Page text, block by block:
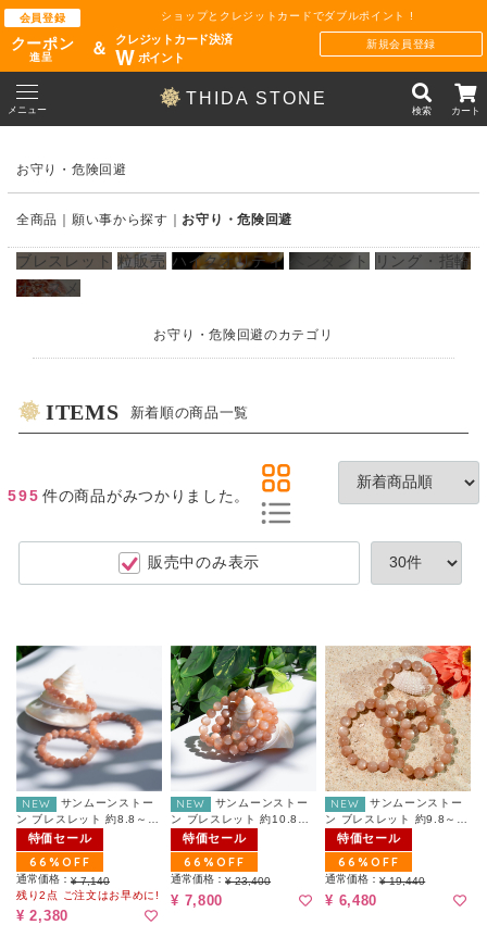
会員登録
クーポン
進呈
ショップとクレジットカードでダブルポイント !
＆
クレジットカード決済
Wポイント
新規会員登録
THIDA STONE
メニュー 検索 カート
お守り・危険回避
全商品 願い事から探す お守り・危険回避
ブレスレット 粒販売 ハイクオリティ ペンダント
リング・指輪
オススメ
お守り・危険回避のカテゴリ
ITEMS 新着順の商品一覧
595 件の商品がみつかりました。
販売中のみ表示
NEW
サンムーンストー
ン ブレスレット 約8.8～
9.3mm（ランダム）
特価セール
66%OFF
通常価格： ¥ 7,140
残り2点 ご注文はお早めに!
¥ 2,380
NEW
サンムーンストー
ン ブレスレット 約10.8～
11.3mm（ランダム）
特価セール
66%OFF
通常価格：¥ 23,400
¥ 7,800
NEW
サンムーンストー
ン ブレスレット 約9.8～
10.3mm（ランダム）
特価セール
66%OFF
通常価格：¥ 19,440
¥ 6,480